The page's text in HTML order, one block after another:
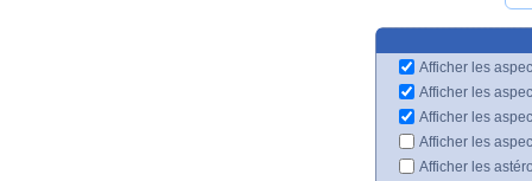
Afficher les
Afficher les
Afficher les
Afficher les
Afficher les